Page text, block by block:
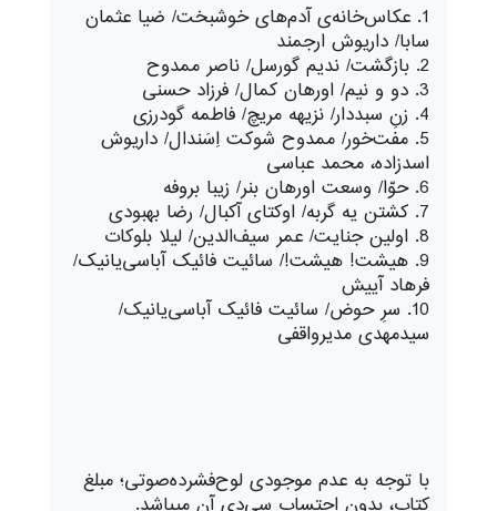
1. عکاس‌خانه‌ی آدم‌های خوشبخت/ ضیا عثمان
سابا/ داریوش ارجمند
2. بازگشت/ ندیم گورسل/ ناصر ممدوح
3. دو و نیم/ اورهان کمال/ فرزاد حسنی
4. زنِ سبددار/ نزیهه مریچ/ فاطمه گودرزی
5. مفت‌خور/ ممدوح شوکت اِسَندال/ داریوش
اسدزاده، محمد عباسی
6. حوّا/ وسعت اورهان بنر/ زیبا بروفه
7. کشتن یه گربه/ اوکتای آکبال/ رضا بهبودی
8. اولین جنایت/ عمر سیف‌الدین/ لیلا بلوکات
9. هیشت! هیشت!/ سائیت فائیک آباسی‌یانیک/
فرهاد آییش
10. سرِ حوض/ سائیت فائیک آباسی‌یانیک/
سیدمهدی مدیرواقفی
با توجه به عدم موجودی لوح‌فشرده‌صوتی؛ مبلغ